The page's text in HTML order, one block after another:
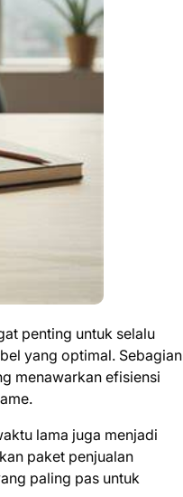
penting untuk selalu
yang optimal. Sebagian
menawarkan efisiensi
lama juga menjadi
paket penjualan
paling pas untuk